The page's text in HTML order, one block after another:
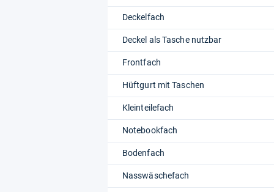
Deckelfach
Deckel als Tasche nutzbar
Frontfach
Hüftgurt mit Taschen
Kleinteilefach
Notebookfach
Bodenfach
Nasswäschefach